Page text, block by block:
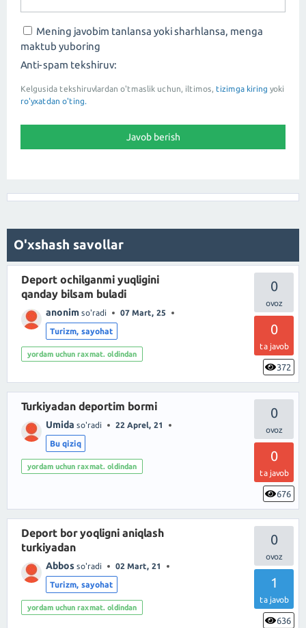
Mening javobim tanlansa yoki sharhlansa, menga
maktub yuboring
Anti-spam tekshiruv:
Kelgusida tekshiruvlardan o'tmaslik uchun, iltimos, tizimga kiring yoki
ro'yxatdan o'ting.
O'xshash savollar
0
0
ta javob
372
Deport ochilganmi yuqligini
qanday bilsam buladi
anonim so'radi 07 Mart, 25
Turizm, sayohat
yordam uchun raxmat. oldindan
0
0
ta javob
676
Turkiyadan deportim bormi
Umida so'radi 22 Aprel, 21
Bu qiziq
yordam uchun raxmat. oldindan
0
1
ta javob
636
Deport bor yoqligni aniqlash
turkiyadan
Abbos so'radi 02 Mart, 21
Turizm, sayohat
yordam uchun raxmat. oldindan